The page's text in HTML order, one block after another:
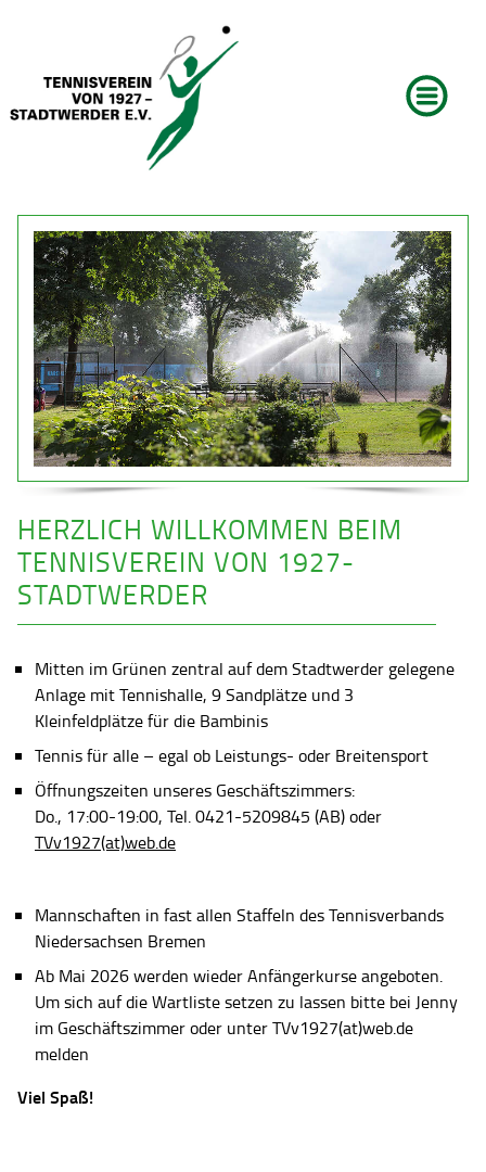
HERZLICH WILLKOMMEN BEIM
TENNISVEREIN VON 1927-
STADTWERDER
Mitten im Grünen zentral auf dem Stadtwerder gelegene
Anlage mit Tennishalle, 9 Sandplätze und 3
Kleinfeldplätze für die Bambinis
Tennis für alle – egal ob Leistungs- oder Breitensport
Öffnungszeiten unseres Geschäftszimmers:
Do., 17:00-19:00, Tel. 0421-5209845 (AB) oder
TVv1927(at)web.de
Mannschaften in fast allen Staffeln des Tennisverbands
Niedersachsen Bremen
Ab Mai 2026 werden wieder Anfängerkurse angeboten.
Um sich auf die Wartliste setzen zu lassen bitte bei Jenny
im Geschäftszimmer oder unter TVv1927(at)web.de
melden
Viel Spaß!